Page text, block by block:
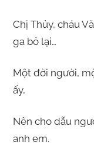
Chị Thủy, cháu
ga bỏ lại…
Một đời người,
ấy,
Nên cho dẫu
anh em.